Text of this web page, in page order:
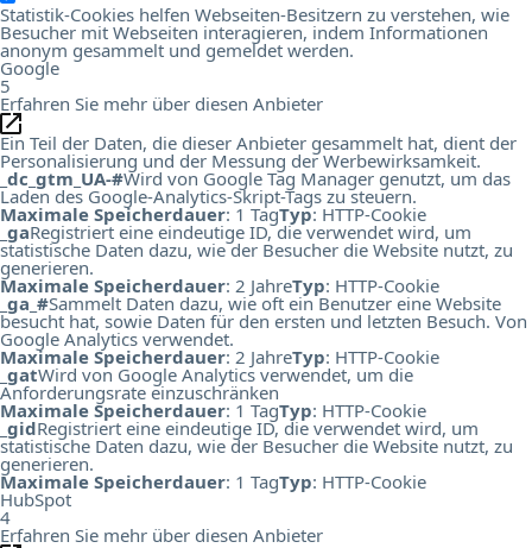
Statistik-Cookies helfen Webseiten-Besitzern zu verstehen, wie
Besucher mit Webseiten interagieren, indem Informationen
anonym gesammelt und gemeldet werden.
Google
5
Erfahren Sie mehr über diesen Anbieter
Ein Teil der Daten, die dieser Anbieter gesammelt hat, dient der
Personalisierung und der Messung der Werbewirksamkeit.
_dc_gtm_UA-#Wird von Google Tag Manager genutzt, um das
Laden des Google-Analytics-Skript-Tags zu steuern.
Maximale Speicherdauer: 1 TagTyp: HTTP-Cookie
_gaRegistriert eine eindeutige ID, die verwendet wird, um
statistische Daten dazu, wie der Besucher die Website nutzt, zu
generieren.
Maximale Speicherdauer: 2 JahreTyp: HTTP-Cookie
_ga_#Sammelt Daten dazu, wie oft ein Benutzer eine Website
besucht hat, sowie Daten für den ersten und letzten Besuch. Von
Google Analytics verwendet.
Maximale Speicherdauer: 2 JahreTyp: HTTP-Cookie
_gatWird von Google Analytics verwendet, um die
Anforderungsrate einzuschränken
Maximale Speicherdauer: 1 TagTyp: HTTP-Cookie
_gidRegistriert eine eindeutige ID, die verwendet wird, um
statistische Daten dazu, wie der Besucher die Website nutzt, zu
generieren.
Maximale Speicherdauer: 1 TagTyp: HTTP-Cookie
HubSpot
4
Erfahren Sie mehr über diesen Anbieter